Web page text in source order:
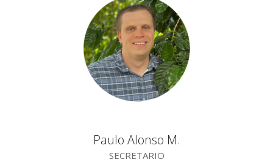
Paulo Alonso M.
SECRETARIO